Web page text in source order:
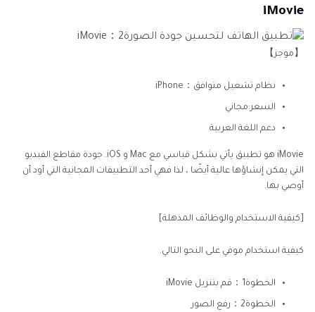
iMovie
【موجز】
نظام تشغيل متوافق：iPhone
السعر:مجاني
دعم اللغة العربية
iMovie هو تطبيق يأتي بشكل قياسي مع Mac و iOS. جودة مقاطع الفيديو
التي يمكن إنشاؤها عالية أيضًا ، لذا فهي أحد التطبيقات المجانية التي أود أن
أوصي بها.
[كيفية الاستخدام والوظائف المذهلة]
كيفية استخدام موفي على النحو التالي.
الخطوة1：قم بتنزيل iMovie
الخطوة2：رفع الصور